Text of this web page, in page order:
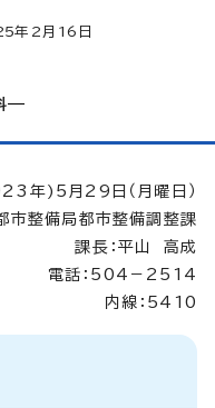
年2月 16 日
年)5月29日（月曜日）
市整備局都市整備調整課
課長：平山 高成
電話：504－2514
内線：5410